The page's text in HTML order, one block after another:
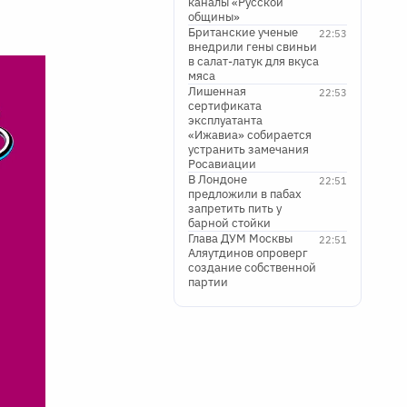
общины»
22:53
Британские ученые
внедрили гены свиньи
в салат-латук для вкуса
мяса
22:53
Лишенная
сертификата
эксплуатанта
«Ижавиа» собирается
устранить замечания
Росавиации
22:51
В Лондоне
предложили в пабах
запретить пить у
барной стойки
22:51
Глава ДУМ Москвы
Аляутдинов опроверг
создание собственной
партии